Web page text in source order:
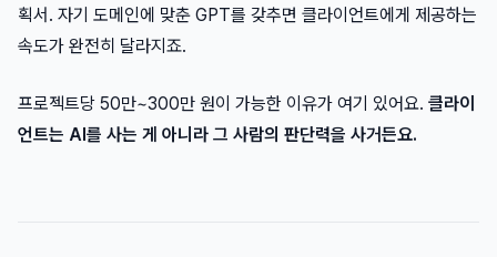
획서. 자기 도메인에 맞춘 GPT를 갖추면 클라이언트에게 제공하는
속도가 완전히 달라지죠.
프로젝트당 50만~300만 원이 가능한 이유가 여기 있어요. 클라이
언트는 AI를 사는 게 아니라 그 사람의 판단력을 사거든요.